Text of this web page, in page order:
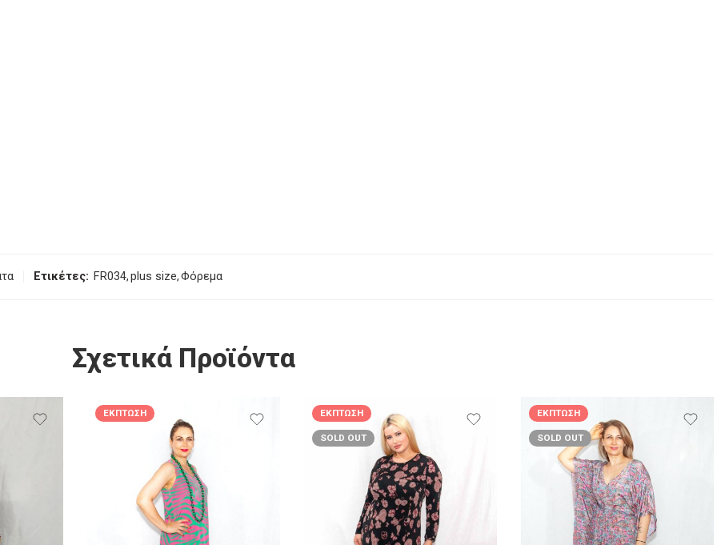
Ετικέτες: FR034,plus size,Φόρεμα
Σχετικά Προϊόντα
ΈΚΠΤΩΣΗ ΈΚΠΤΩΣΗ
SOLD OUT
ΈΚΠΤΩΣΗ
SOLD OUT